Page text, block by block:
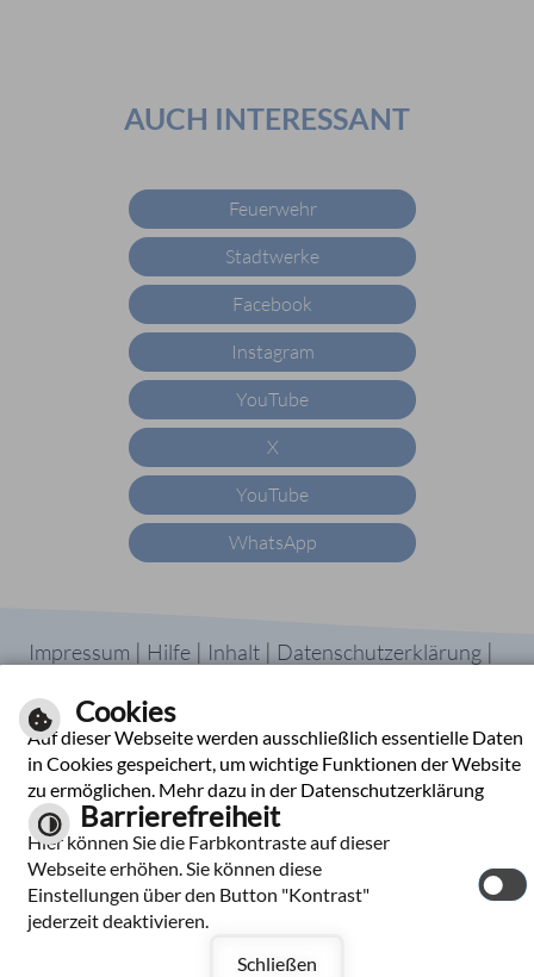
AUCH INTERESSANT
Feuerwehr
Stadtwerke
Facebook
Instagram
YouTube
X
YouTube
WhatsApp
Impressum| Hilfe| Inhalt| Datenschutzerklärung|
KontrastCookies
Auf dieser Webseite werden ausschließlich essentielle Daten
in Cookies gespeichert, um wichtige Funktionen der Website
zu ermöglichen. Mehr dazu in der Datenschutzerklärung
Barrierefreiheit
Hier können Sie die Farbkontraste auf dieser
Webseite erhöhen. Sie können diese
Einstellungen über den Button "Kontrast"
jederzeit deaktivieren.
Schließen